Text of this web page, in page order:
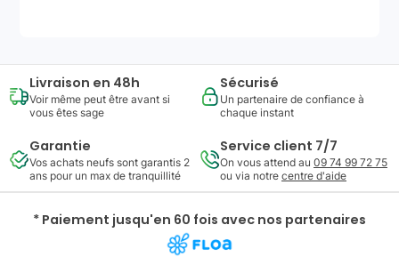
Livraison en 48h
Voir même peut être avant si
vous êtes sage
Sécurisé
Un partenaire de confiance à
chaque instant
Garantie
Vos achats neufs sont garantis 2
ans pour un max de tranquillité
Service client 7/7
On vous attend au 09 74 99 72 75
ou via notre centre d'aide
* Paiement jusqu'en 60 fois avec nos partenaires